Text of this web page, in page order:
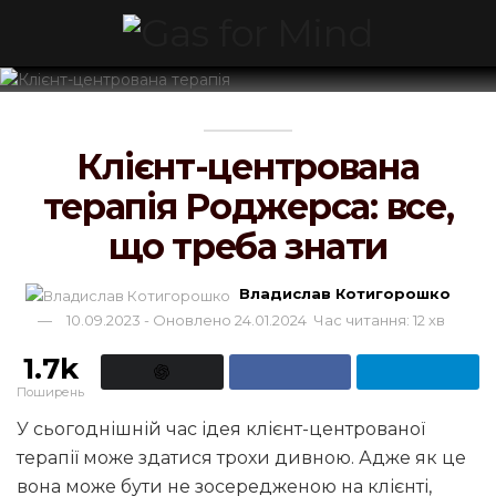
Клієнт-центрована
терапія Роджерса: все,
що треба знати
Владислав Котигорошко
10.09.2023 - Оновлено 24.01.2024 Час читання: 12 хв
1.7k
Поширень
У сьогоднішній час ідея клієнт-центрованої
терапії може здатися трохи дивною. Адже як це
вона може бути не зосередженою на клієнті,